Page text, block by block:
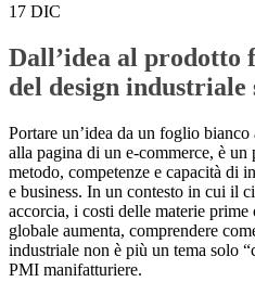
17 DIC
Dall’idea al prodotto
del design industriale
Portare un’idea da un foglio
alla pagina di un e‑commerce, è
metodo, competenze e capacità di
e business. In un contesto in cui il
accorcia, i costi delle materie prime
globale aumenta, comprendere
industriale non è più un tema solo
PMI manifatturiere.